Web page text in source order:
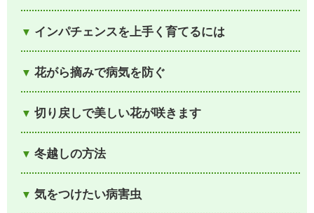
インパチェンスを上手く育てるには
花がら摘みで病気を防ぐ
切り戻しで美しい花が咲きます
冬越しの方法
気をつけたい病害虫